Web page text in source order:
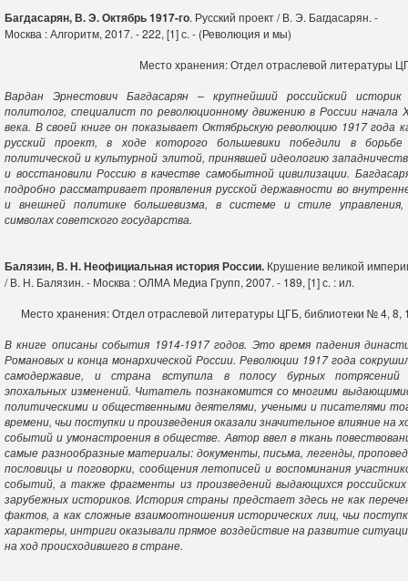
Багдасарян, В. Э. Октябрь 1917-го. Русский проект / В. Э. Багдасарян. -
Москва : Алгоритм, 2017. - 222, [1] с. - (Революция и мы)
Место хранения: Отдел отраслевой литературы
Вардан Эрнестович Багдасарян – крупнейший российский
политолог, специалист по революционному движению в России начала
века. В своей книге он показывает Октябрьскую революцию 1917 года
русский проект, в ходе которого большевики победили в
политической и культурной элитой, принявшей идеологию
и восстановили Россию в качестве самобытной цивилизации.
подробно рассматривает проявления русской державности во
и внешней политике большевизма, в системе и стиле
символах советского государства.
Балязин, В. Н. Неофициальная история России. Крушение великой
/ В. Н. Балязин. - Москва : ОЛМА Медиа Групп, 2007. - 189, [1] с. : ил.
Место хранения: Отдел отраслевой литературы ЦГБ, библиотеки № 4, 8,
В книге описаны события 1914-1917 годов. Это время падения
Романовых и конца монархической России. Революции 1917 года
самодержавие, и страна вступила в полосу бурных
эпохальных изменений. Читатель познакомится со многими
политическими и общественными деятелями, учеными и писателями
времени, чьи поступки и произведения оказали значительное влияние на
событий и умонастроения в обществе. Автор ввел в ткань
самые разнообразные материалы: документы, письма, легенды,
пословицы и поговорки, сообщения летописей и воспоминания
событий, а также фрагменты из произведений выдающихся
зарубежных историков. История страны предстает здесь не как
фактов, а как сложные взаимоотношения исторических лиц, чьи
характеры, интриги оказывали прямое воздействие на развитие
на ход происходившего в стране.